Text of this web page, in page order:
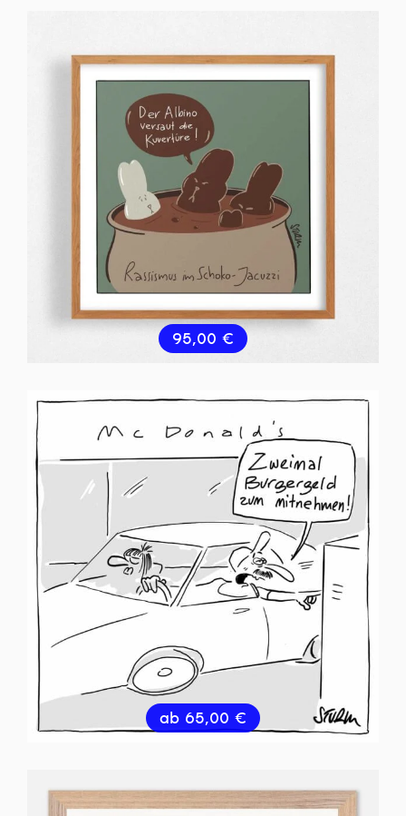
95,00 €
ab 65,00 €